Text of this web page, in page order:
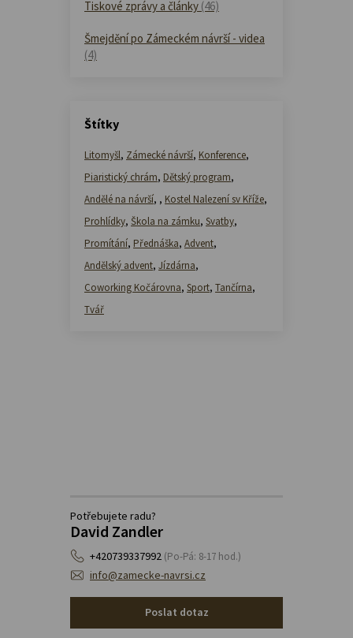
Tiskové zprávy a články (46)
Šmejdění po Zámeckém návrší - videa
(4)
Štítky
Litomyšl, Zámecké návrší, Konference,
Piaristický chrám, Dětský program,
Andělé na návrší, , Kostel Nalezení sv Kříže,
Prohlídky, Škola na zámku, Svatby,
Promítání, Přednáška, Advent,
Andělský advent, Jízdárna,
Coworking Kočárovna, Sport, Tančírna,
Tvář
Potřebujete radu?
David Zandler
+420739337992 (Po-Pá: 8-17 hod.)
info@zamecke-navrsi.cz
Poslat dotaz